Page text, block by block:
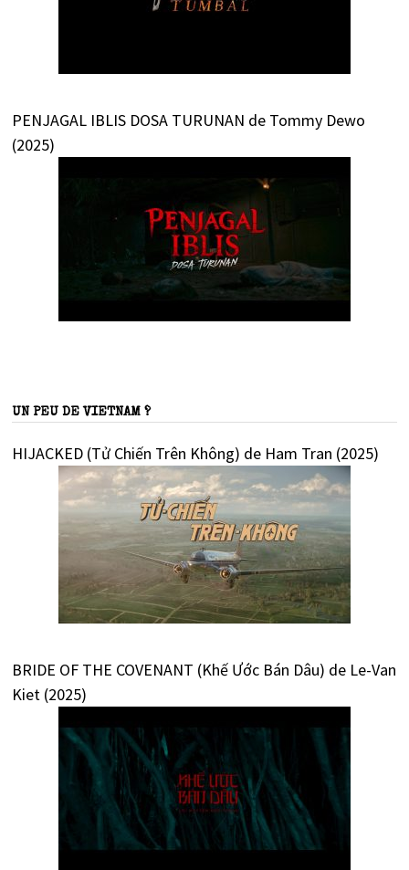
PENJAGAL IBLIS DOSA TURUNAN de Tommy Dewo
(2025)
UN PEU DE VIETNAM ?
HIJACKED (Tử Chiến Trên Không) de Ham Tran (2025)
BRIDE OF THE COVENANT (Khế Ước Bán Dâu) de Le-Van
Kiet (2025)